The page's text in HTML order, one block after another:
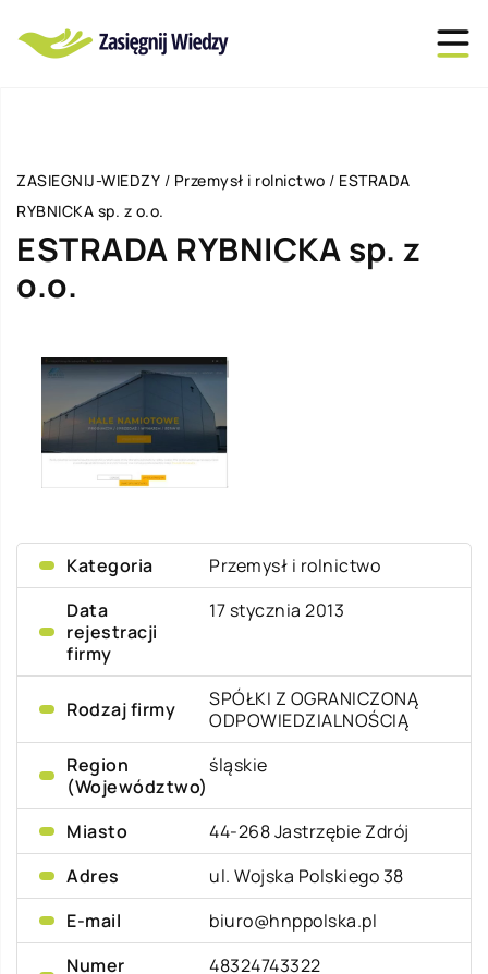
ZASIEGNIJ-WIEDZY / Przemysł i rolnictwo / ESTRADA
RYBNICKA sp. z o.o.
ESTRADA RYBNICKA sp. z
o.o.
Kategoria
Przemysł i rolnictwo
Data
rejestracji
firmy
17 stycznia 2013
Rodzaj firmy
SPÓŁKI Z OGRANICZONĄ
ODPOWIEDZIALNOŚCIĄ
Region
(Województwo)
śląskie
Miasto
44-268 Jastrzębie Zdrój
Adres
ul. Wojska Polskiego 38
E-mail
biuro@hnppolska.pl
Numer
48324743322